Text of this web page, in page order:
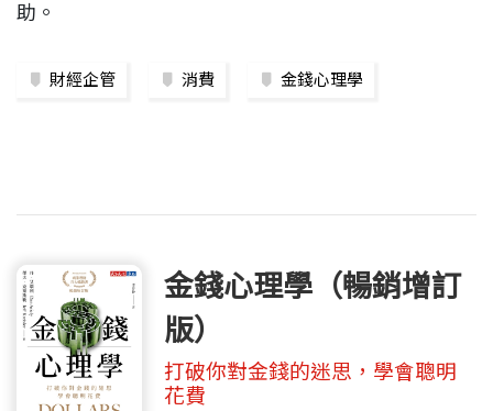
助。
財經企管 消費 金錢心理學
金錢心理學（暢銷增訂
版）
打破你對金錢的迷思，學會聰明
花費